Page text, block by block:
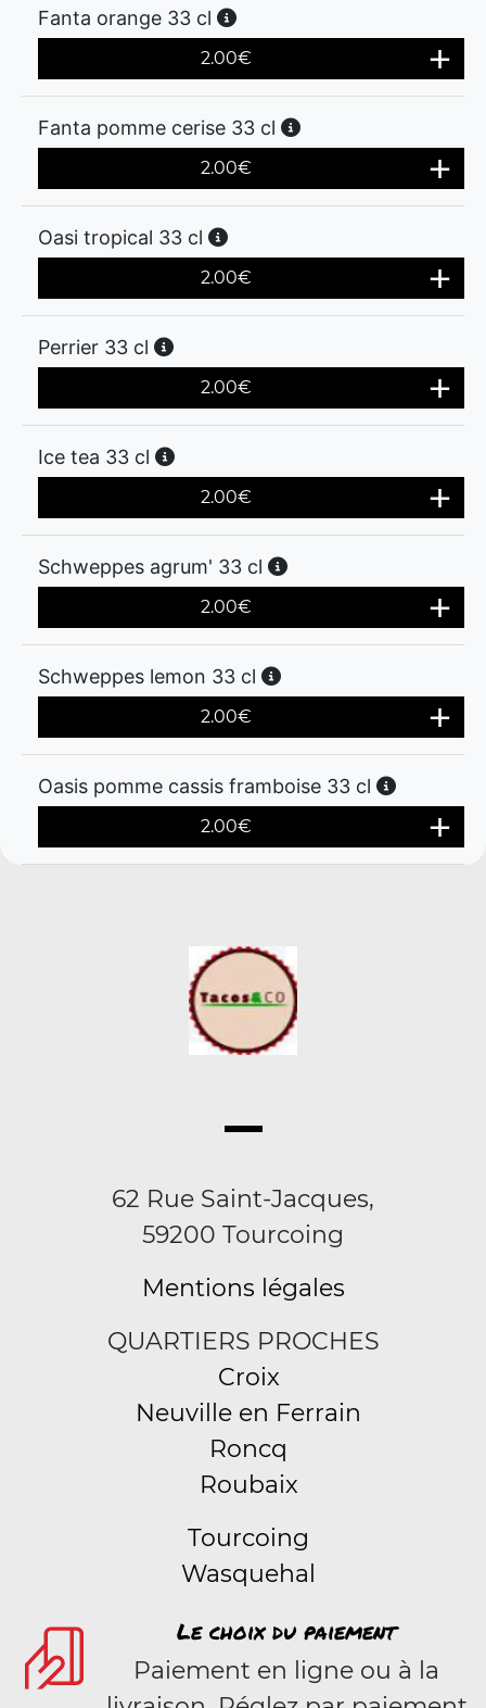
Fanta orange 33 cl
2.00€
Fanta pomme cerise 33 cl
2.00€
Oasi tropical 33 cl
2.00€
Perrier 33 cl
2.00€
Ice tea 33 cl
2.00€
Schweppes agrum' 33 cl
2.00€
Schweppes lemon 33 cl
2.00€
Oasis pomme cassis framboise 33 cl
2.00€
62 Rue Saint-Jacques,
59200 Tourcoing
Mentions légales
QUARTIERS PROCHES
Croix
Neuville en Ferrain
Roncq
Roubaix
Tourcoing
Wasquehal
Le choix du paiement
Paiement en ligne ou à la